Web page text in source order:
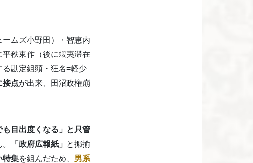
ムズ小野田）・智恵内
秩東作（後に蝦夷滞在
勘定組頭・狂名=軽少
接点が出来、田沼政権崩
も目出度くなる」と只管
「政府広報紙」 と揶揄
特集を組んだため、 男系